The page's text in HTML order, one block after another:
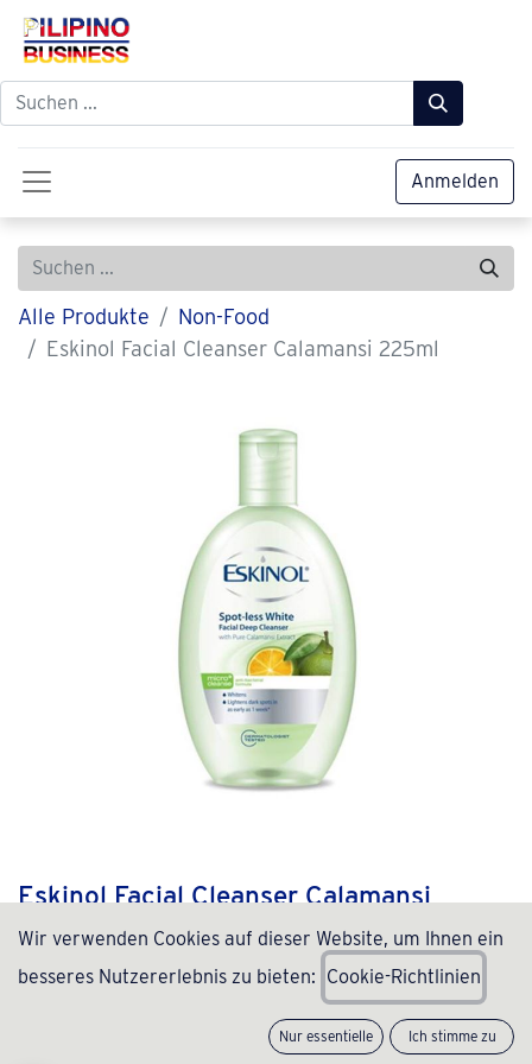
Anmelden
Alle Produkte
Non-Food
Eskinol Facial Cleanser Calamansi 225ml
Eskinol Facial Cleanser Calamansi
225ml
(0 Rezension)
Versand (43,48 €/Liter)
Wir verwenden Cookies auf dieser Website, um Ihnen ein
besseres Nutzererlebnis zu bieten: Cookie-Richtlinien
Nur essentielle Ich stimme zu